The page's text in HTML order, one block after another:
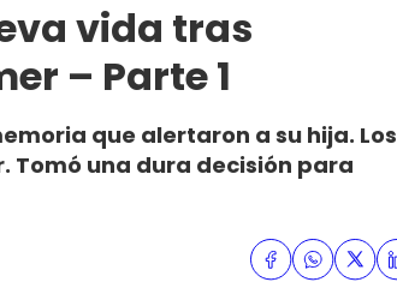
vida tras
– Parte 1
que alertaron a su hija. Los
Tomó una dura decisión para